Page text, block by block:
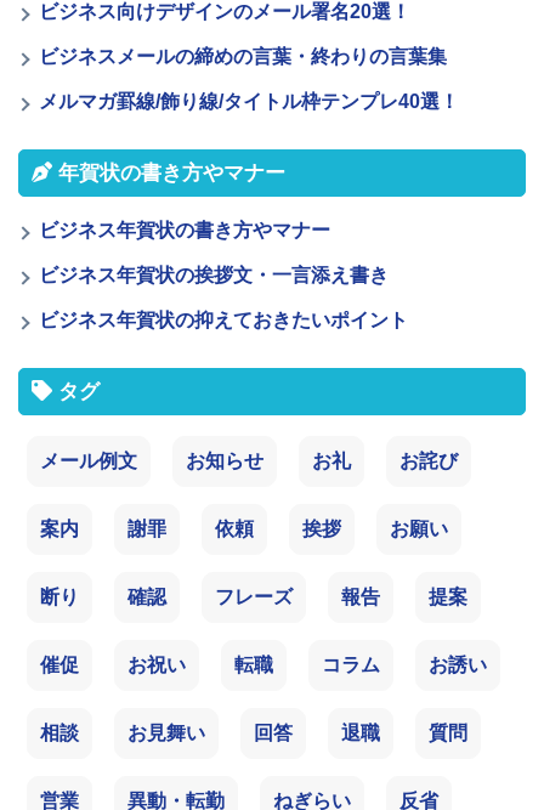
ビジネス向けデザインのメール署名20選！
ビジネスメールの締めの言葉・終わりの言葉集
メルマガ罫線/飾り線/タイトル枠テンプレ40選！
年賀状の書き方やマナー
ビジネス年賀状の書き方やマナー
ビジネス年賀状の挨拶文・一言添え書き
ビジネス年賀状の抑えておきたいポイント
タグ
メール例文 お知らせ お礼 お詫び
案内 謝罪 依頼 挨拶 お願い
断り 確認 フレーズ 報告 提案
催促 お祝い 転職 コラム お誘い
相談 お見舞い 回答 退職 質問
営業 異動・転勤 ねぎらい 反省